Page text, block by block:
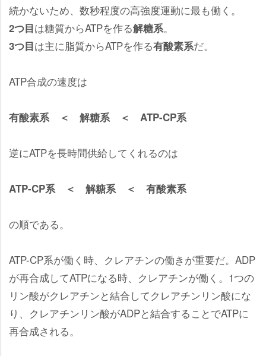
続かないため、数秒程度の高強度運動に最も働く。
2つ目は糖質からATPを作る解糖系。
3つ目は主に脂質からATPを作る有酸素系だ。
ATP合成の速度は
有酸素系 ＜ 解糖系 ＜ ATP-CP系
逆にATPを長時間供給してくれるのは
ATP-CP系 ＜ 解糖系 ＜ 有酸素系
の順である。
ATP-CP系が働く時、クレアチンの働きが重要だ。ADP
が再合成してATPになる時、クレアチンが働く。1つの
リン酸がクレアチンと結合してクレアチンリン酸にな
り、クレアチンリン酸がADPと結合することでATPに
再合成される。